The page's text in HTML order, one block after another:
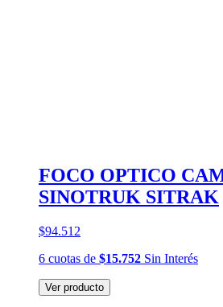
FOCO OPTICO
SINOTRUK SITRAK
$94.512
6 cuotas de $15.752 Sin Interés
Ver producto